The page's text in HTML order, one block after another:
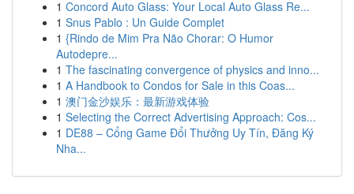
1 Concord Auto Glass: Your Local Auto Glass Re...
1 Snus Pablo : Un Guide Complet
1 {Rindo de Mim Pra Não Chorar: O Humor
Autodepre...
1 The fascinating convergence of physics and inno...
1 A Handbook to Condos for Sale in this Coas...
1 澳门金沙娱乐：最新游戏体验
1 Selecting the Correct Advertising Approach: Cos...
1 DE88 – Cổng Game Đổi Thưởng Uy Tín, Đăng Ký
Nha...